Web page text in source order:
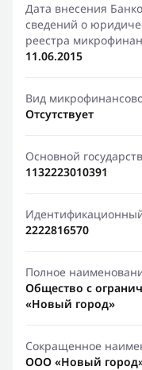
Дата внесения
сведений о
реестра
11.06.2015
Вид
Отсутствует
Основной
1132223010391
2222816570
Полное
Общество с
«Новый город»
Сокращенное
ООО «Новый